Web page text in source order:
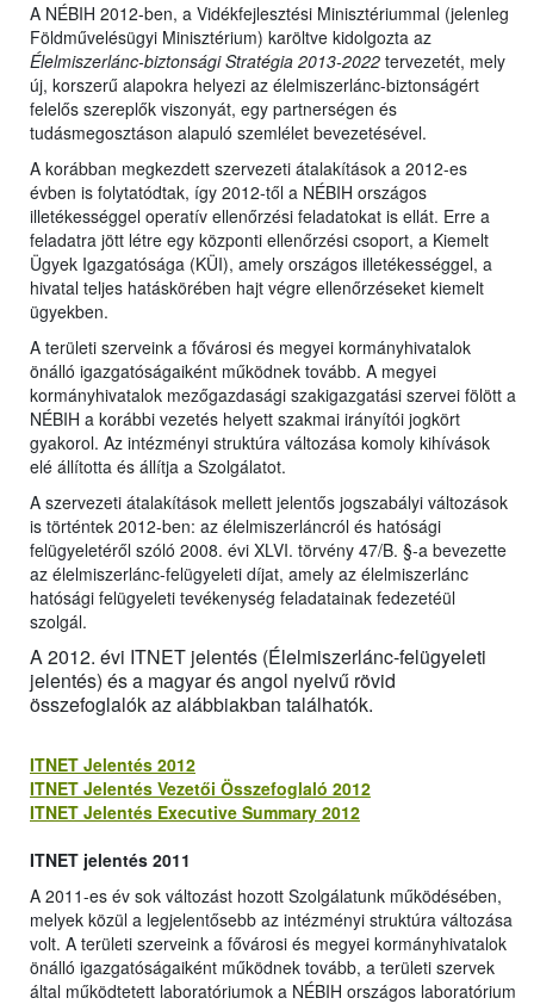
A NÉBIH 2012-ben, a Vidékfejlesztési Minisztériummal (jelenleg
Földművelésügyi Minisztérium) karöltve kidolgozta az
Élelmiszerlánc-biztonsági Stratégia 2013-2022 tervezetét, mely
új, korszerű alapokra helyezi az élelmiszerlánc-biztonságért
felelős szereplők viszonyát, egy partnerségen és
tudásmegosztáson alapuló szemlélet bevezetésével.
A korábban megkezdett szervezeti átalakítások a 2012-es
évben is folytatódtak, így 2012-től a NÉBIH országos
illetékességgel operatív ellenőrzési feladatokat is ellát. Erre a
feladatra jött létre egy központi ellenőrzési csoport, a Kiemelt
Ügyek Igazgatósága (KÜI), amely országos illetékességgel, a
hivatal teljes hatáskörében hajt végre ellenőrzéseket kiemelt
ügyekben.
A területi szerveink a fővárosi és megyei kormányhivatalok
önálló igazgatóságaiként működnek tovább. A megyei
kormányhivatalok mezőgazdasági szakigazgatási szervei fölött a
NÉBIH a korábbi vezetés helyett szakmai irányítói jogkört
gyakorol. Az intézményi struktúra változása komoly kihívások
elé állította és állítja a Szolgálatot.
A szervezeti átalakítások mellett jelentős jogszabályi változások
is történtek 2012-ben: az élelmiszerláncról és hatósági
felügyeletéről szóló 2008. évi XLVI. törvény 47/B. §-a bevezette
az élelmiszerlánc-felügyeleti díjat, amely az élelmiszerlánc
hatósági felügyeleti tevékenység feladatainak fedezetéül
szolgál.
A 2012. évi ITNET jelentés (Élelmiszerlánc-felügyeleti
jelentés) és a magyar és angol nyelvű rövid
összefoglalók az alábbiakban találhatók.
ITNET Jelentés 2012
ITNET Jelentés Vezetői Összefoglaló 2012
ITNET Jelentés Executive Summary 2012
ITNET jelentés 2011
A 2011-es év sok változást hozott Szolgálatunk működésében,
melyek közül a legjelentősebb az intézményi struktúra változása
volt. A területi szerveink a fővárosi és megyei kormányhivatalok
önálló igazgatóságaiként működnek tovább, a területi szervek
által működtetett laboratóriumok a NÉBIH országos laboratórium